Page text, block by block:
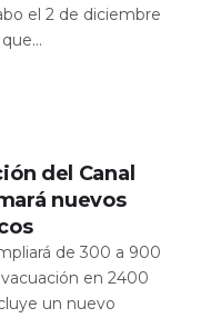
el 2 de diciembre
del Canal
nuevos
de 300 a 900
en 2400
un nuevo